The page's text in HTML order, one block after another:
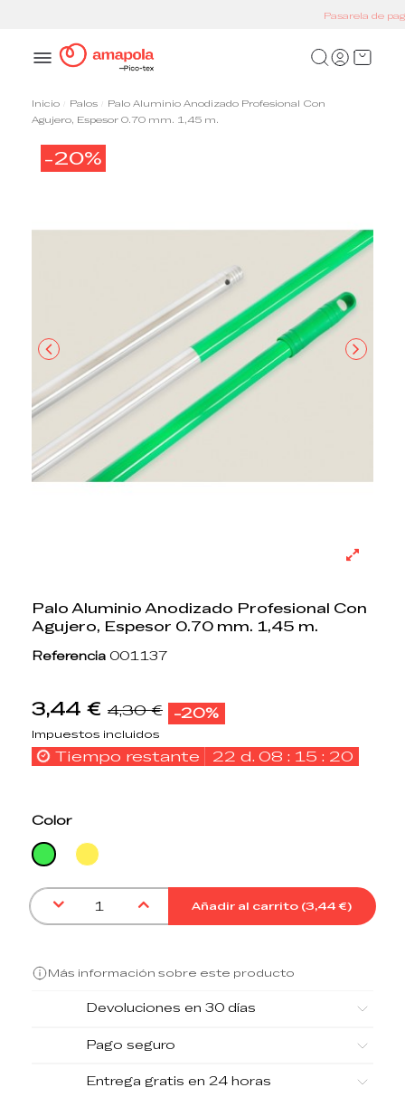
Inicio Palos
Palo Aluminio Anodizado Profesional Con
Agujero, Espesor 0.70 mm. 1,45 m.
-20%
Palo Aluminio Anodizado Profesional Con
Agujero, Espesor 0.70 mm. 1,45 m.
Referencia 001137
3,44 € 4,30 € -20%
Impuestos incluidos
Tiempo restante 22 d. 08 : 15 : 19
Color
Verde Amarillo
Añadir al carrito (3,44 €)
Más información sobre este producto
Devoluciones en 30 días
Pago seguro
Entrega gratis en 24 horas